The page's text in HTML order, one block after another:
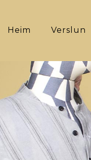
Heim Verslun